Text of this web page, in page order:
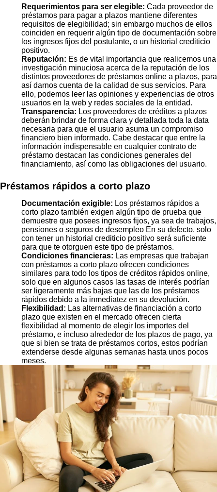
Requerimientos para ser elegible: Cada proveedor de
préstamos para pagar a plazos mantiene diferentes
requisitos de elegibilidad; sin embargo muchos de ellos
coinciden en requerir algún tipo de documentación sobre
los ingresos fijos del postulante, o un historial crediticio
positivo.
Reputación: Es de vital importancia que realicemos una
investigación minuciosa acerca de la reputación de los
distintos proveedores de préstamos online a plazos, para
así darnos cuenta de la calidad de sus servicios. Para
ello, podemos leer las opiniones y experiencias de otros
usuarios en la web y redes sociales de la entidad.
Transparencia: Los proveedores de créditos a plazos
deberán brindar de forma clara y detallada toda la data
necesaria para que el usuario asuma un compromiso
financiero bien informado. Cabe destacar que entre la
información indispensable en cualquier contrato de
préstamo destacan las condiciones generales del
financiamiento, así como las obligaciones del usuario.
Préstamos rápidos a corto plazo
Documentación exigible: Los préstamos rápidos a
corto plazo también exigen algún tipo de prueba que
demuestre que posees ingresos fijos, ya sea de trabajos,
pensiones o seguros de desempleo En su defecto, solo
con tener un historial crediticio positivo será suficiente
para que te otorguen este tipo de préstamos.
Condiciones financieras: Las empresas que trabajan
con préstamos a corto plazo ofrecen condiciones
similares para todo los tipos de créditos rápidos online,
solo que en algunos casos las tasas de interés podrían
ser ligeramente más bajas que las de los préstamos
rápidos debido a la inmediatez en su devolución.
Flexibilidad: Las alternativas de financiación a corto
plazo que existen en el mercado ofrecen cierta
flexibilidad al momento de elegir los importes del
préstamo, e incluso alrededor de los plazos de pago, ya
que si bien se trata de préstamos cortos, estos podrían
extenderse desde algunas semanas hasta unos pocos
meses.